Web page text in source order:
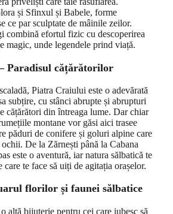
și Sfinxul și Babele, forme
ce par sculptate de mâinile zeilor.
combină efortul fizic cu descoperirea
magic, unde legendele prind viață.
Paradisul cățărătorilor
Piatra Craiului este o adevărată
subțire, cu stânci abrupte și abrupturi
cățărători din întreaga lume. Dar chiar
montane vor găsi aici trasee
păduri de conifere și goluri alpine care
De la Zărnești până la Cabana
este o aventură, iar natura sălbatică te
te face să uiți de agitația orașelor.
florilor și faunei sălbatice
altă bijuterie pentru cei care iubesc să